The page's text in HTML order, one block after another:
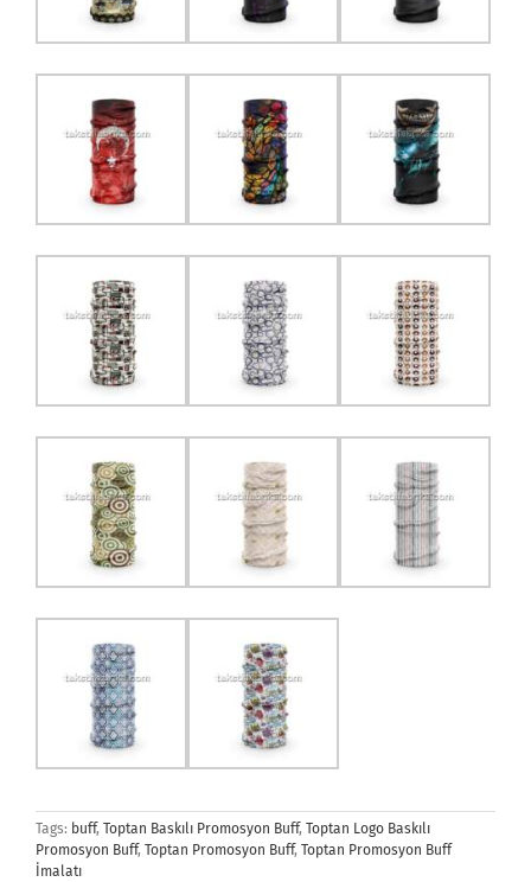
Tags: buff, Toptan Baskılı Promosyon Buff, Toptan Logo Baskılı
Promosyon Buff, Toptan Promosyon Buff, Toptan Promosyon Buff
İmalatı